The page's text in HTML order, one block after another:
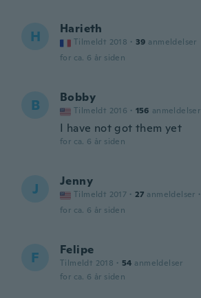
H Harieth
Tilmeldt 2018 · 39 anmeldelser
for ca. 6 år siden
B Bobby
Tilmeldt 2016 · 156 anmeldelser
I have not got them yet
for ca. 6 år siden
J Jenny
Tilmeldt 2017 · 27 anmeldelser ·
for ca. 6 år siden
F Felipe
Tilmeldt 2018 · 54 anmeldelser
for ca. 6 år siden